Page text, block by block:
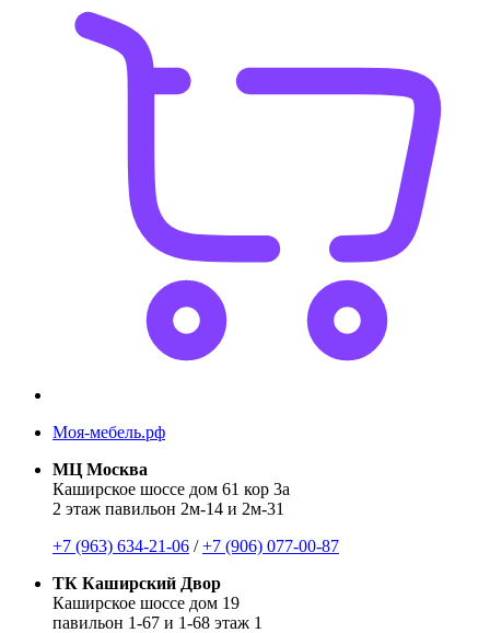
Моя-мебель.рф
МЦ Москва
Каширское шоссе дом 61 кор 3а
2 этаж павильон 2м-14 и 2м-31
+7 (963) 634-21-06 /+7 (906) 077-00-87
ТК Каширский Двор
Каширское шоссе дом 19
павильон 1-67 и 1-68 этаж 1